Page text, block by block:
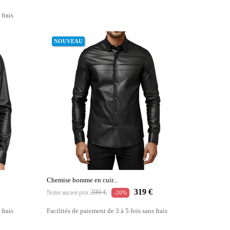
frais
frais
NOUVEAU
Chemise homme en cuir...
Notre ancien prix Prix
399 € -20% Prix
319 €
Facilités de paiement de 3 à 5 fois sans frais